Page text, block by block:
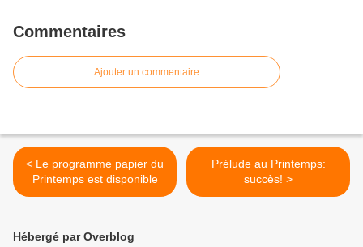
Commentaires
Ajouter un commentaire
< Le programme papier du
Printemps est disponible
Prélude au Printemps:
succès! >
Hébergé par Overblog